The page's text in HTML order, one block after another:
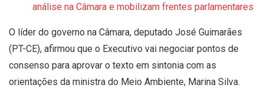
análise na Câmara e mobilizam frentes parlamentares
O líder do governo na Câmara, deputado José Guimarães
(PT-CE), afirmou que o Executivo vai negociar pontos de
consenso para aprovar o texto em sintonia com as
orientações da ministra do Meio Ambiente, Marina Silva.